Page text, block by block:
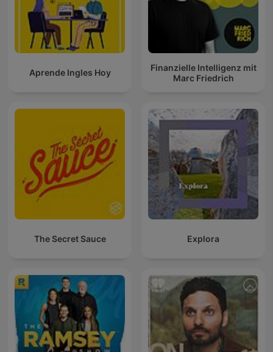
Aprende Ingles Hoy
Finanzielle Intelligenz mit
Marc Friedrich
The Secret Sauce Explora